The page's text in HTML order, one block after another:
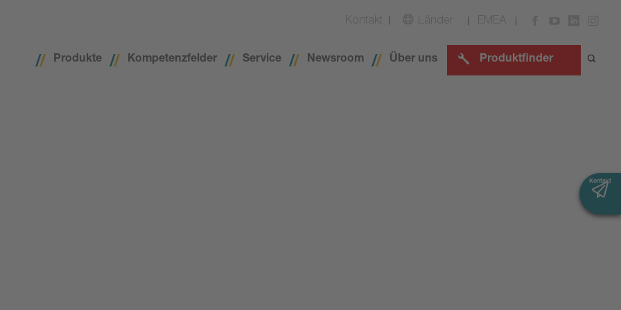
Kontakt Länder EMEA
Produkte Kompetenzfelder Service Newsroom Über uns Produktfinder
Kontakt